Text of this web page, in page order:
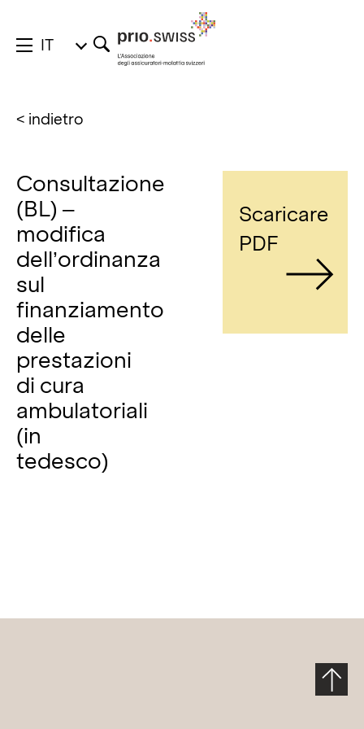
IT
< indietro
Consultazione
(BL) –
modifica
dell’ordinanza
sul
finanziamento
delle
prestazioni
di cura
ambulatoriali
(in
tedesco)
Scaricare
PDF